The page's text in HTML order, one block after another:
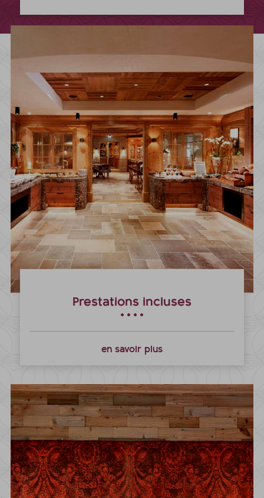
Prestations incluses
en savoir plus